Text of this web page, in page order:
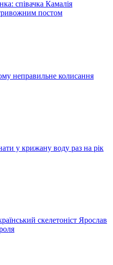
співачка Камалія
тривожним постом
неправильне колисання
у крижану воду раз на рік
скелетоніст Ярослав